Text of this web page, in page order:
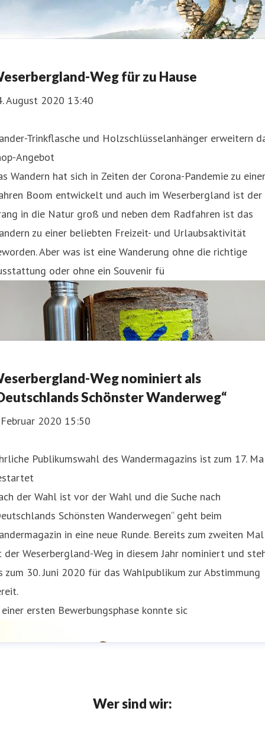
Weg für zu Hause
August 2020 13:40
Trinkflasche und Holzschlüsselanhänger erweitern
Angebot
Wandern hat sich in Zeiten der Corona-Pandemie zu
Boom entwickelt und auch im Weserbergland ist der
in die Natur groß und neben dem Radfahren ist das
zu einer beliebten Freizeit- und Urlaubsaktivität
Aber was ist eine Wanderung ohne die richtige
oder ohne ein Souvenir fü
Weg nominiert als
Schönster Wanderweg“
2020 15:50
Publikumswahl des Wandermagazins ist zum 17.
der Wahl ist vor der Wahl und die Suche nach
Schönsten Wanderwegen“ geht beim
in eine neue Runde. Bereits zum zweiten Mal
der Weserbergland-Weg in diesem Jahr nominiert und
zum 30. Juni 2020 für das Wahlpublikum zur Abstimmung
ersten Bewerbungsphase konnte sic
Wer sind wir: